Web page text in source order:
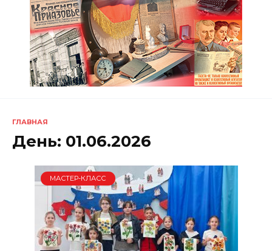
ГЛАВНАЯ
День: 01.06.2026
МАСТЕР-КЛАСС